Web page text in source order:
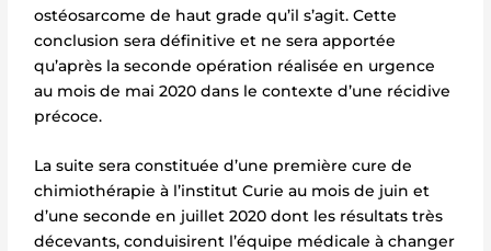
ostéosarcome de haut grade qu’il s’agit. Cette
conclusion sera définitive et ne sera apportée
qu’après la seconde opération réalisée en urgence
au mois de mai 2020 dans le contexte d’une récidive
précoce.
La suite sera constituée d’une première cure de
chimiothérapie à l’institut Curie au mois de juin et
d’une seconde en juillet 2020 dont les résultats très
décevants, conduisirent l’équipe médicale à changer